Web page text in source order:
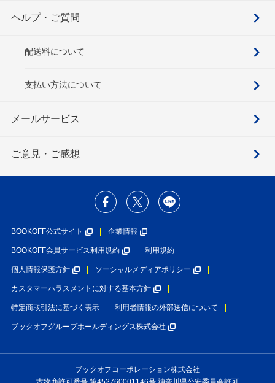
ヘルプ・ご質問
配送料について
支払い方法について
メールサービス
ご意見・ご感想
BOOKOFF公式サイト 企業情報
BOOKOFF会員サービス利用規約 利用規約
個人情報保護方針 ソーシャルメディアポリシー
カスタマーハラスメントに対する基本方針
特定商取引法に基づく表示 利用者情報の外部送信について
ブックオフグループホールディングス株式会社
ブックオフコーポレーション株式会社